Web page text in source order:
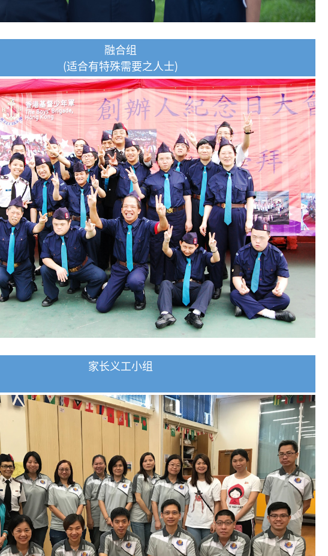
融合组
(适合有特殊需要之人士)
家长义工小组